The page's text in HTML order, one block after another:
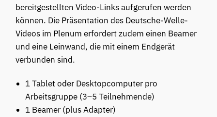
bereitgestellten Video-Links aufgerufen werden
können. Die Präsentation des Deutsche-Welle-
Videos im Plenum erfordert zudem einen Beamer
und eine Leinwand, die mit einem Endgerät
verbunden sind.
1 Tablet oder Desktopcomputer pro
Arbeitsgruppe (3–5 Teilnehmende)
1 Beamer (plus Adapter)